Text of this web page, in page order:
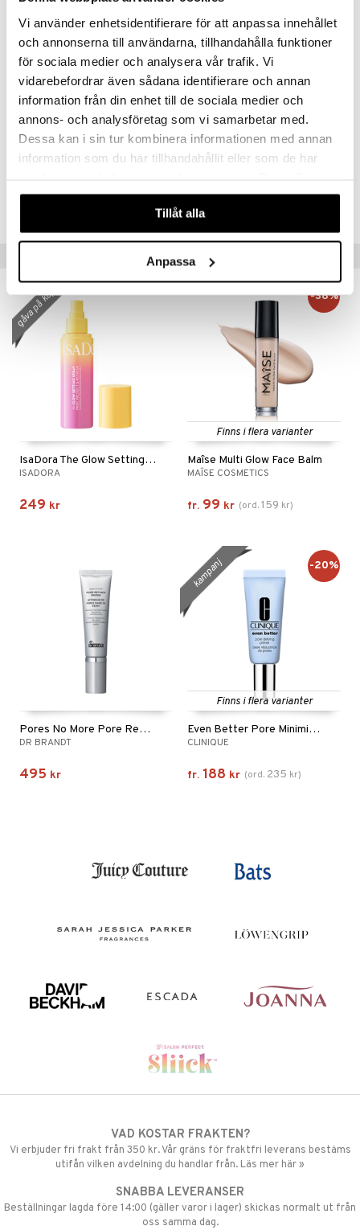
Vi använder enhetsidentifierare för att anpassa innehållet
och annonserna till användarna, tillhandahålla funktioner
för sociala medier och analysera vår trafik. Vi
vidarebefordrar även sådana identifierare och annan
information från din enhet till de sociala medier och
annons- och analysföretag som vi samarbetar med.
Dessa kan i sin tur kombinera informationen med annan
information som du har tillhandahållit eller som de har
våra cookies vid fortsatt användande av vår webbplats.
Tillåt alla
Anpassa
LECITHIN, MICA, MICROCOCCUS LYSATE, PARFUM/FRAGRANCE,
PEG/PPG-18/18 DIMETHICONE, PLANKTON EXTRACT, SODIUM
PCA, TIN OXIDE, TOCOPHERYL ACETATE,
TRIETHOXYCAPRYLYLSILANE, ALPHA-ISOMETHYL IONONE,
LINALOOL, CHLORPHENESIN, PHENOXYETHANOL, IRON OXIDES
(CI 77491, CI 77492, CI 77499), TITANIUM DIOXIDE (CI 77891).
Artikelnr
Lägsta pris senaste 30 dagarna: 889 kr
Populära produkter
IsaDora The Glow Setting Spray
ISADORA
249 kr
gåva på köpet!
Finns i flera varianter
Maîse Multi Glow Face Balm
MAÎSE COSMETICS
fr. 99 kr (ord.159 kr)
-38%
Pores No More Pore Refiner Primer
DR BRANDT
495 kr
Finns i flera varianter
Even Better Pore Minimizer Primer
CLINIQUE
fr. 188 kr (ord. 235 kr)
kampanj -20%
VAD KOSTAR FRAKTEN?
Vi erbjuder fri frakt från 350 kr. Vår gräns för fraktfri leverans bestäms
utifån vilken avdelning du handlar från. Läs mer här »
SNABBA LEVERANSER
Beställningar lagda före 14:00 (gäller varor i lager) skickas normalt ut från
oss samma dag.